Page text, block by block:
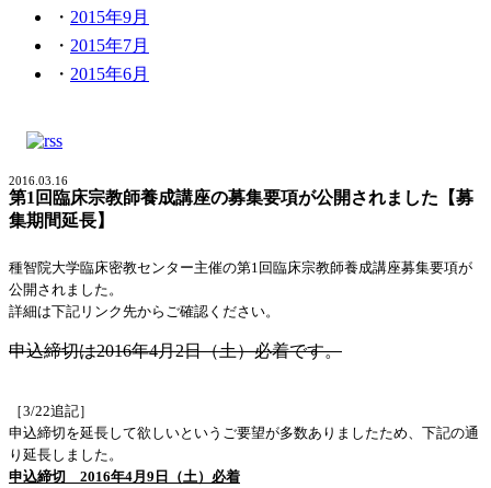
2015年9月
2015年7月
2015年6月
2016.03.16
第1回臨床宗教師養成講座の募集要項が公開されました【募
集期間延長】
種智院大学臨床密教センター主催の第1回臨床宗教師養成講座募集要項が
公開されました。
詳細は下記リンク先からご確認ください。
申込締切は2016年4月2日（土）必着です。
［3/22追記］
申込締切を延長して欲しいというご要望が多数ありましたため、下記の通
り延長しました。
申込締切 2016年4月9日（土）必着